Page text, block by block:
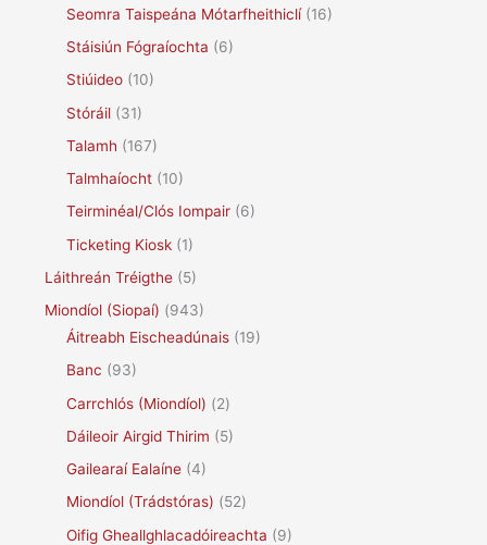
Seomra Taispeána Mótarfheithiclí(16)
Stáisiún Fógraíochta (6)
Stiúideo (10)
Stóráil (31)
Talamh (167)
Talmhaíocht (10)
Teirminéal/Clós Iompair (6)
Ticketing Kiosk (1)
Láithreán Tréigthe (5)
Miondíol (Siopaí) (943)
Áitreabh Eischeadúnais (19)
Banc (93)
Carrchlós (Miondíol) (2)
Dáileoir Airgid Thirim (5)
Gailearaí Ealaíne (4)
Miondíol (Trádstóras) (52)
Oifig Gheallghlacadóireachta (9)